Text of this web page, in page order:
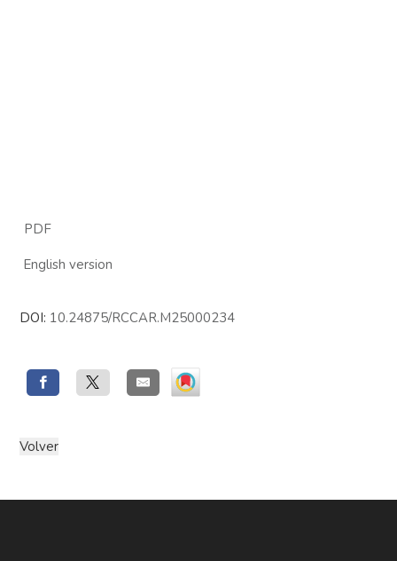
PDF
English version
DOI: 10.24875/RCCAR.M25000234